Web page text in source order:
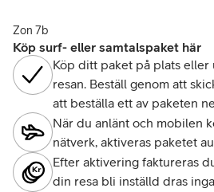
Zon 7b
Köp surf- eller samtalspaket här
Köp ditt paket på plats
resan. Beställ genom att
att beställa ett av paketen
När du anlänt och mobilen
nätverk, aktiveras paketet
Efter aktivering faktureras
din resa bli inställd dras